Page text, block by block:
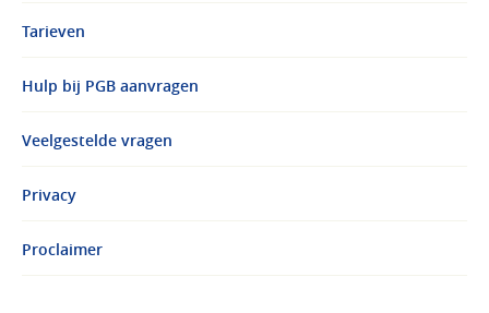
Tarieven
Hulp bij PGB aanvragen
Veelgestelde vragen
Privacy
Proclaimer